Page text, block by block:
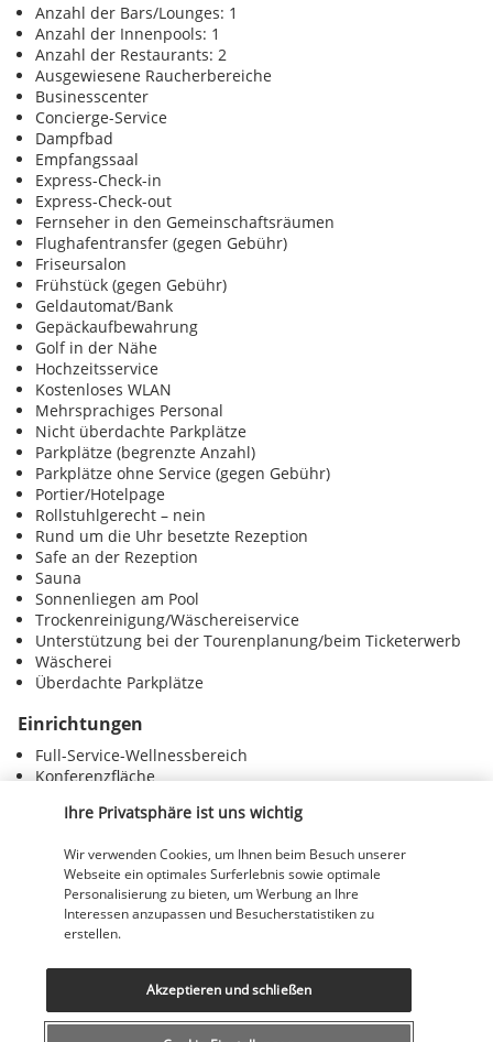
Anzahl der Bars/Lounges: 1
Anzahl der Innenpools: 1
Anzahl der Restaurants: 2
Ausgewiesene Raucherbereiche
Businesscenter
Concierge-Service
Dampfbad
Empfangssaal
Express-Check-in
Express-Check-out
Fernseher in den Gemeinschaftsräumen
Flughafentransfer (gegen Gebühr)
Friseursalon
Frühstück (gegen Gebühr)
Geldautomat/Bank
Gepäckaufbewahrung
Golf in der Nähe
Hochzeitsservice
Kostenloses WLAN
Mehrsprachiges Personal
Nicht überdachte Parkplätze
Parkplätze (begrenzte Anzahl)
Parkplätze ohne Service (gegen Gebühr)
Portier/Hotelpage
Rollstuhlgerecht – nein
Rund um die Uhr besetzte Rezeption
Safe an der Rezeption
Sauna
Sonnenliegen am Pool
Trockenreinigung/Wäschereiservice
Unterstützung bei der Tourenplanung/beim Ticketerwerb
Wäscherei
Überdachte Parkplätze
Einrichtungen
Full-Service-Wellnessbereich
Konferenzfläche
Tagungsräume
Entdecken Sie dieses wunderschöne
Reiseziel
Nützliche Informationen
Ihre Privatsphäre ist uns wichtig
Wir verwenden Cookies, um Ihnen beim Besuch unserer
Webseite ein optimales Surferlebnis sowie optimale
Personalisierung zu bieten, um Werbung an Ihre
Interessen anzupassen und Besucherstatistiken zu
erstellen.
Akzeptieren und schließen